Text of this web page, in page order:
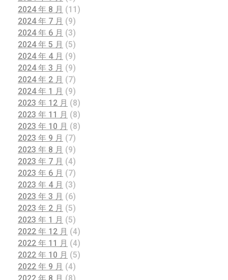
2024 年 8 月 (11)
2024 年 7 月 (9)
2024 年 6 月 (3)
2024 年 5 月 (5)
2024 年 4 月 (9)
2024 年 3 月 (9)
2024 年 2 月 (7)
2024 年 1 月 (9)
2023 年 12 月 (8)
2023 年 11 月 (8)
2023 年 10 月 (8)
2023 年 9 月 (7)
2023 年 8 月 (9)
2023 年 7 月 (4)
2023 年 6 月 (7)
2023 年 4 月 (3)
2023 年 3 月 (6)
2023 年 2 月 (5)
2023 年 1 月 (5)
2022 年 12 月 (4)
2022 年 11 月 (4)
2022 年 10 月 (5)
2022 年 9 月 (4)